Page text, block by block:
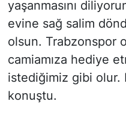
yaşanmasını
evine sağ salim
olsun. Trabzonspor
camiamıza hediye
istediğimiz gibi olur.
konuştu.